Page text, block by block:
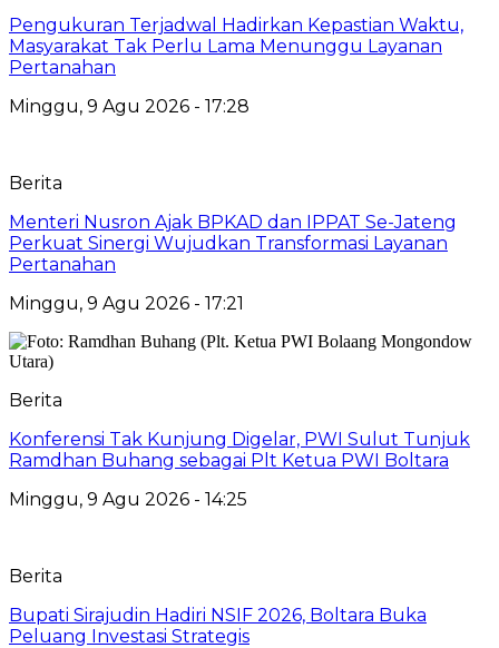
Pengukuran Terjadwal Hadirkan Kepastian Waktu,
Masyarakat Tak Perlu Lama Menunggu Layanan
Pertanahan
Minggu, 9 Agu 2026 - 17:28
Berita
Menteri Nusron Ajak BPKAD dan IPPAT Se-Jateng
Perkuat Sinergi Wujudkan Transformasi Layanan
Pertanahan
Minggu, 9 Agu 2026 - 17:21
Berita
‎Konferensi Tak Kunjung Digelar, PWI Sulut Tunjuk
Ramdhan Buhang sebagai Plt Ketua PWI Boltara
Minggu, 9 Agu 2026 - 14:25
Berita
Bupati Sirajudin Hadiri NSIF 2026, Boltara Buka
Peluang Investasi Strategis